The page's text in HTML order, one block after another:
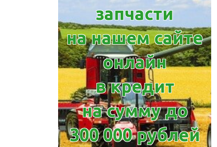
запчасти
на нашем сайте
онлайн
в кредит
на сумму до
300 000 рублей